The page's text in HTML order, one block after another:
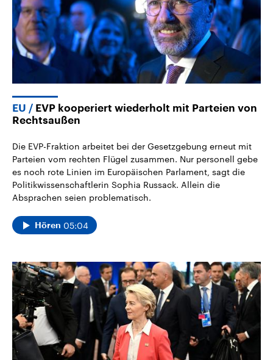
EU
EVP kooperiert wiederholt mit Parteien von
Rechtsaußen
Die EVP-Fraktion arbeitet bei der Gesetzgebung erneut mit
Parteien vom rechten Flügel zusammen. Nur personell gebe
es noch rote Linien im Europäischen Parlament, sagt die
Politikwissenschaftlerin Sophia Russack. Allein die
Absprachen seien problematisch.
Hören 05:04